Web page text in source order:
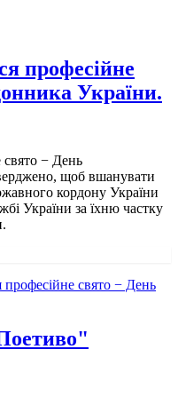
професійне
України.
свято − День
щоб вшанувати
кордону України
України за їхню частку
професійне свято − День